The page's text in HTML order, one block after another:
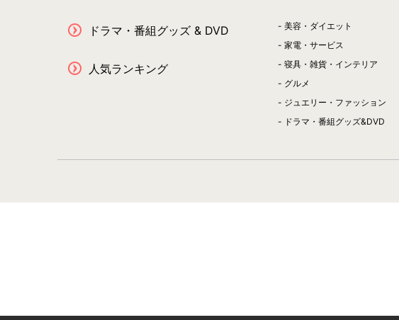
ドラマ・番組グッズ & DVD
人気ランキング
美容・ダイエット
家電・サービス
寝具・雑貨・インテリア
グルメ
ジュエリー・ファッション
ドラマ・番組グッズ&DVD